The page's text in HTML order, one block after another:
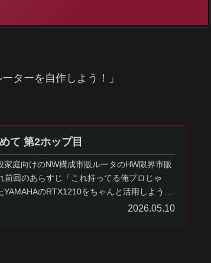
ターを自作しよう！」
て 第2ホップ目
庭向けのNW構成市販ルータのHW限界市販
前回のあらすじ「これ持ってる俺プロじゃ
のRTX1210をちゃんと活用しようと
2026.05.10